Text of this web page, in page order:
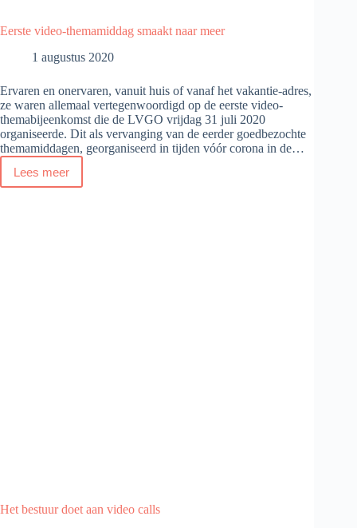
Eerste video-themamiddag smaakt naar meer
1 augustus 2020
Ervaren en onervaren, vanuit huis of vanaf het vakantie-adres,
ze waren allemaal vertegenwoordigd op de eerste video-
themabijeenkomst die de LVGO vrijdag 31 juli 2020
organiseerde. Dit als vervanging van de eerder goedbezochte
themamiddagen, georganiseerd in tijden vóór corona in de…
Lees meer
Eerste
video-
Het bestuur doet aan video calls